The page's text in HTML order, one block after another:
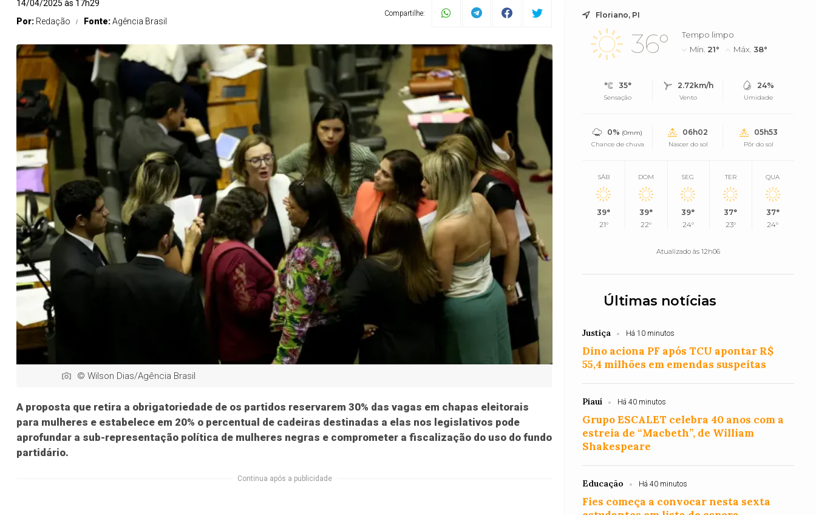
14/04/2025 às 17h29
Por: Redação Fonte:Agência Brasil
Compartilhe:
© Wilson Dias/Agência Brasil
A proposta que retira a obrigatoriedade de os partidos reservarem 30% das vagas em chapas eleitorais
para mulheres e estabelece em 20% o percentual de cadeiras destinadas a elas nos legislativos pode
aprofundar a sub-representação política de mulheres negras e comprometer a fiscalização do uso do fundo
partidário.
Continua após a publicidade
Floriano, PI
36°
Tempo limpo
Mín. 21° Máx.38°
35°
Sensação
2.72km/h
Vento
24%
Umidade
0% (0mm)
Chance de chuva
06h02
Nascer do sol
05h53
Pôr do sol
SÁB
39°
21°
DOM
39°
22°
SEG
39°
24°
TER
37°
23°
QUA
37°
24°
Atualizado às 12h06
Últimas notícias
Justiça Há 10 minutos
Dino aciona PF após TCU apontar R$
55,4 milhões em emendas suspeitas
Piauí Há 40 minutos
Grupo ESCALET celebra 40 anos com a
estreia de “Macbeth”, de William
Shakespeare
Educação Há 40 minutos
Fies começa a convocar nesta sexta